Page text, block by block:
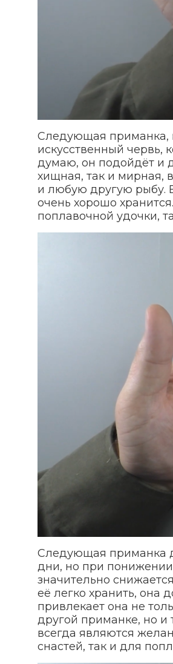
Следующая приманка,
искусственный червь,
думаю, он подойдёт и
хищная, так и мирная,
и любую другую рыбу.
очень хорошо
поплавочной удочки,
Следующая приманка
дни, но при
значительно
её легко хранить, она
привлекает она не
другой приманке, но и
всегда являются
снастей, так и для